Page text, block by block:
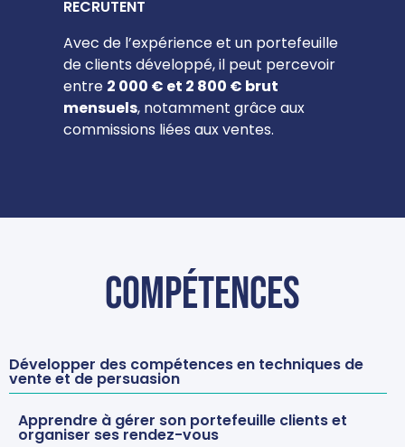
RECRUTENT
Avec de l’expérience et un portefeuille
de clients développé, il peut percevoir
entre 2 000 € et 2 800 € brut
mensuels, notamment grâce aux
commissions liées aux ventes.
Compétences
Développer des compétences en techniques de
vente et de persuasion
Apprendre à gérer son portefeuille clients et
organiser ses rendez-vous